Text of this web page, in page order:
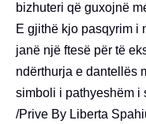
bizhuteri që guxojnë
E gjithë kjo pasqyrim i
janë një ftesë për të
ndërthurja e dantellës
simboli i pathyeshëm i
/Prive By Liberta